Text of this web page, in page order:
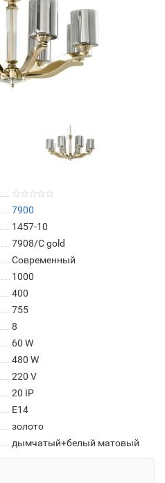
7900
1457-10
7908/C gold
Современный
1000
400
755
8
60 W
480 W
220 V
20 IP
E14
золото
дымчатый+белый матовый